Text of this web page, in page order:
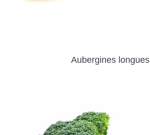
Aubergines longues